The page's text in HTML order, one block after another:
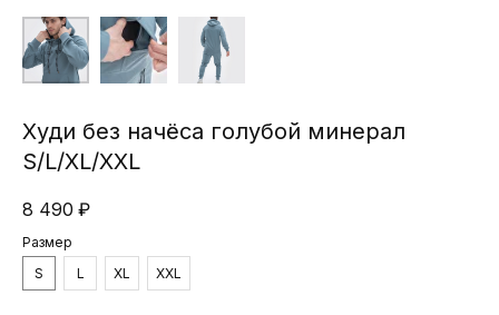
Худи без начёса голубой минерал
S/L/XL/XXL
8 490 ₽
Размер
S
L XL XXL